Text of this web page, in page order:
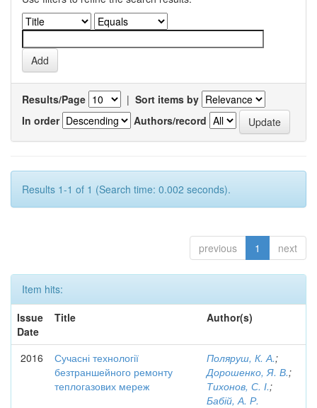
Results/Page | Sort items by
In order
Authors/record
Results 1-1 of 1 (Search time: 0.002 seconds).
previous 1 next
Item hits:
Issue
Date
Title Author(s)
2016
Сучасні технології
безтраншейного ремонту
теплогазових мереж
Поляруш, К. А.;
Дорошенко, Я. В.;
Тихонов, С. І.;
Бабій, А. Р.